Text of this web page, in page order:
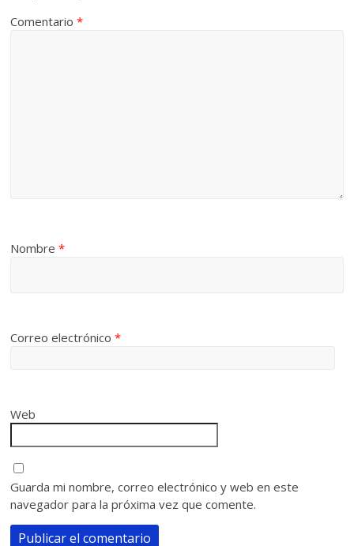
Comentario*
Nombre*
Correo electrónico*
Web
Guarda mi nombre, correo electrónico y web en este
navegador para la próxima vez que comente.